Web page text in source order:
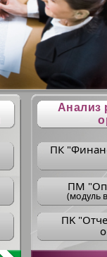
Анализ
ПК
ПM
(модуль
ПK